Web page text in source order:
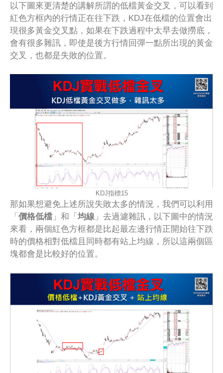
以下圖來更清楚的講解所謂的低檔黃金交叉，可以看到
紅色方框內的行情正在往下跌，KDJ在低檔的位置會出
現很多黃金交叉點，如果在下跌過程中太早去做撈底，
會有很多雜訊，即使是後方行情回彈一點所出現的黃金
交叉，也都是失敗的位置。
KDJ指標15
那如果想避免上述所說失敗太多的情況，我們可以利用
「 價格低檔 」和「 均線 」去過濾雜訊，以下圖中的情況
來看，兩個紅色方框都是比起最左邊行情正開始往下跌
時的價格相對低檔且同時都有站上均線，所以這兩個區
塊都會是比較好的位置。